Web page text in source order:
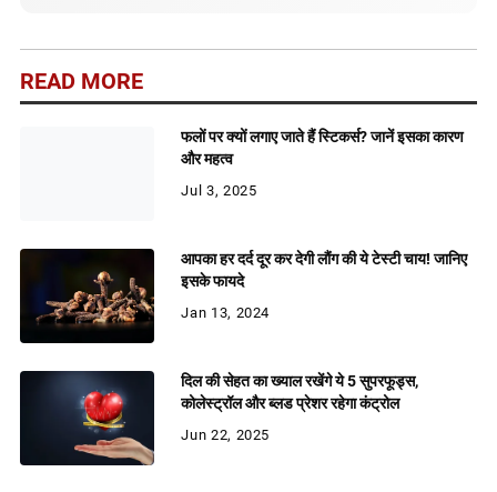
READ MORE
फलों पर क्यों लगाए जाते हैं स्टिकर्स? जानें इसका कारण
और महत्व
Jul 3, 2025
आपका हर दर्द दूर कर देगी लौंग की ये टेस्टी चाय! जानिए
इसके फायदे
Jan 13, 2024
दिल की सेहत का ख्याल रखेंगे ये 5 सुपरफूड्स,
कोलेस्ट्रॉल और ब्लड प्रेशर रहेगा कंट्रोल
Jun 22, 2025